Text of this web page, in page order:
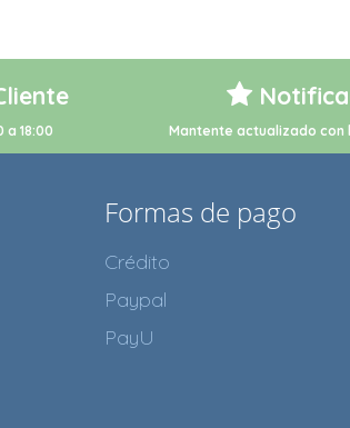
a 18:00 Mantente actualizado con
Formas de pago
Crédito
Paypal
PayU